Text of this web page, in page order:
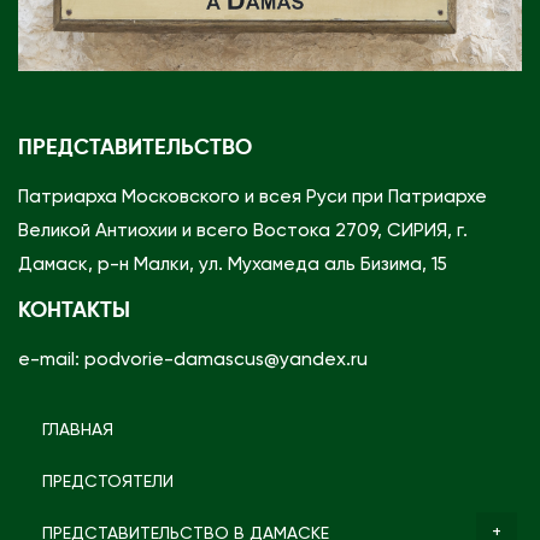
ПРЕДСТАВИТЕЛЬСТВО
Патриарха Московского и всея Руси при Патриархе
Великой Антиохии и всего Востока 2709, СИРИЯ, г.
Дамаск, р-н Малки, ул. Мухамеда аль Бизима, 15
КОНТАКТЫ
e-mail: podvorie-damascus@yandex.ru
ГЛАВНАЯ
ПРЕДСТОЯТЕЛИ
ПРЕДСТАВИТЕЛЬСТВО В ДАМАСКЕ